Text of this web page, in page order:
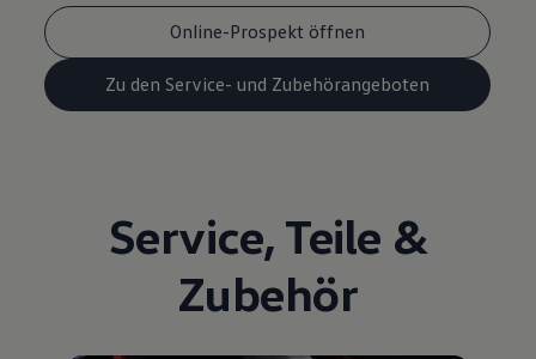
Online-Prospekt öffnen
Zu den Service- und Zubehörangeboten
Service, Teile &
Zubehör